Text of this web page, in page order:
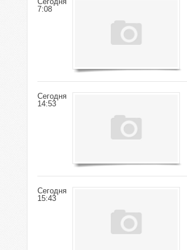
7:08
Сегодня
14:53
Сегодня
15:43